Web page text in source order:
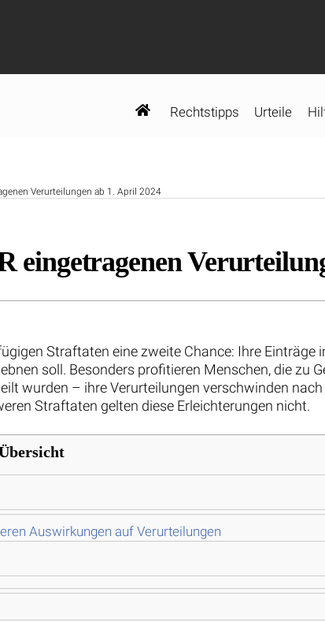
Rechtstipps Urteile
Verurteilungen ab 1. April 2024
Straftaten eine zweite Chance: Ihre
soll. Besonders profitieren Menschen, die zu
wurden – ihre Verurteilungen verschwinden
Straftaten gelten diese Erleichterungen nicht.
Auswirkungen auf Verurteilungen